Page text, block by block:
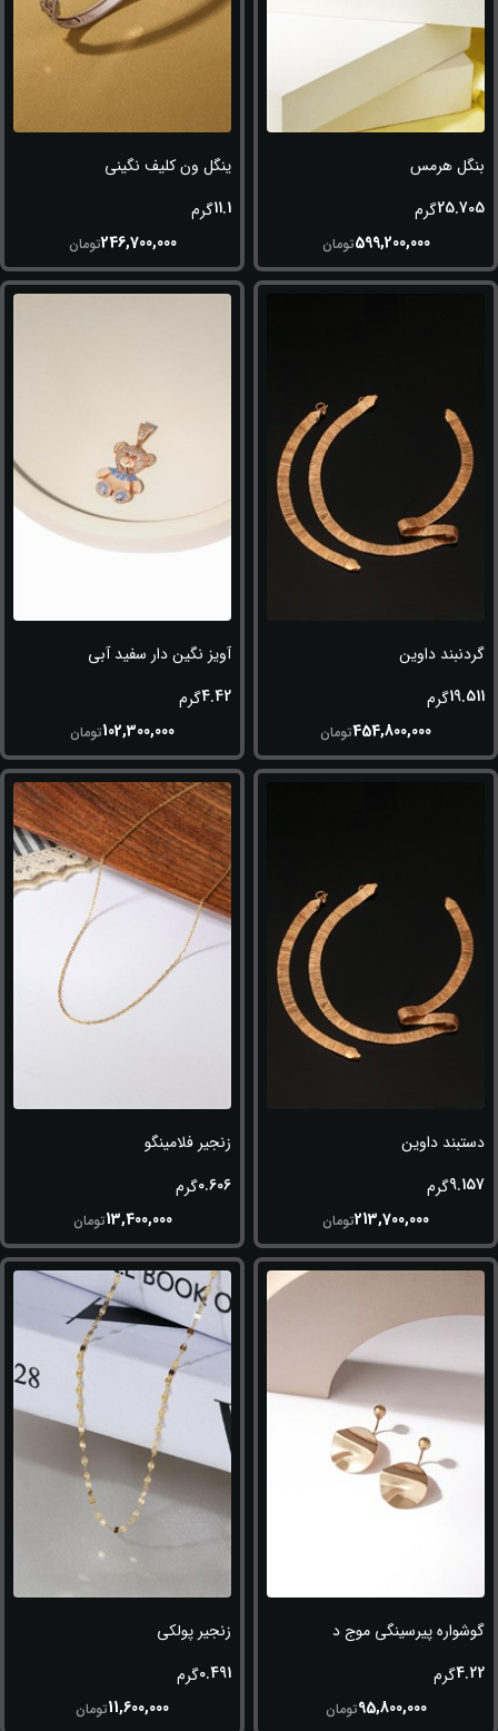
بنگل هرمس
25.705گرم
599,200,000تومان
ینگل ون کلیف نگینی
11.1گرم
246,700,000تومان
گردنبند داوین
19.511گرم
454,800,000تومان
آویز نگین دار سفید آبی
4.42گرم
102,300,000تومان
دستبند داوین
9.157گرم
213,700,000تومان
زنجیر فلامینگو
0.606گرم
13,400,000تومان
گوشواره پیرسینگی موج دار
4.22گرم
95,800,000تومان
زنجیر پولکی
0.491گرم
11,600,000تومان